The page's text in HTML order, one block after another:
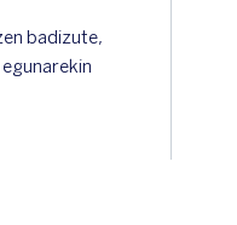
badizute,